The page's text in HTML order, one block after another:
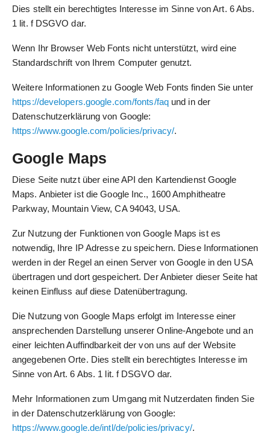
Dies stellt ein berechtigtes Interesse im Sinne von Art. 6 Abs.
1 lit. f DSGVO dar.
Wenn Ihr Browser Web Fonts nicht unterstützt, wird eine
Standardschrift von Ihrem Computer genutzt.
Weitere Informationen zu Google Web Fonts finden Sie unter
https://developers.google.com/fonts/faqund in der
Datenschutzerklärung von Google:
https://www.google.com/policies/privacy/.
Google Maps
Diese Seite nutzt über eine API den Kartendienst Google
Maps. Anbieter ist die Google Inc., 1600 Amphitheatre
Parkway, Mountain View, CA 94043, USA.
Zur Nutzung der Funktionen von Google Maps ist es
notwendig, Ihre IP Adresse zu speichern. Diese Informationen
werden in der Regel an einen Server von Google in den USA
übertragen und dort gespeichert. Der Anbieter dieser Seite hat
keinen Einfluss auf diese Datenübertragung.
Die Nutzung von Google Maps erfolgt im Interesse einer
ansprechenden Darstellung unserer Online-Angebote und an
einer leichten Auffindbarkeit der von uns auf der Website
angegebenen Orte. Dies stellt ein berechtigtes Interesse im
Sinne von Art. 6 Abs. 1 lit. f DSGVO dar.
Mehr Informationen zum Umgang mit Nutzerdaten finden Sie
in der Datenschutzerklärung von Google:
https://www.google.de/intl/de/policies/privacy/.